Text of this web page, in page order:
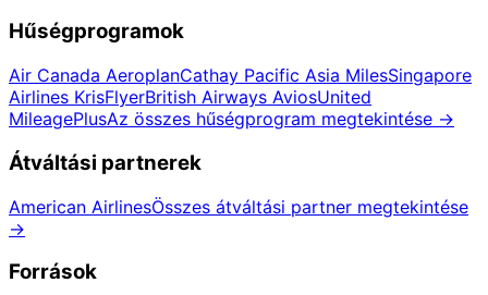
Hűségprogramok
Air Canada AeroplanCathay Pacific Asia MilesSingapore
Airlines KrisFlyerBritish Airways AviosUnited
MileagePlusAz összes hűségprogram megtekintése →
Átváltási partnerek
American AirlinesÖsszes átváltási partner megtekintése
→
Források